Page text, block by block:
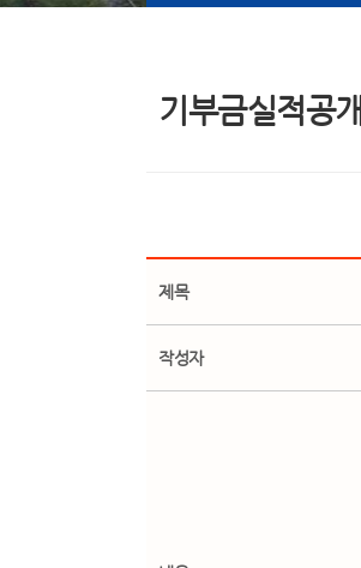
기부금실적공개
제목
작성자